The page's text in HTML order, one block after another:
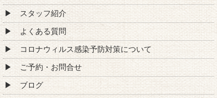
スタッフ紹介
よくある質問
コロナウィルス感染予防対策について
ご予約・お問合せ
ブログ